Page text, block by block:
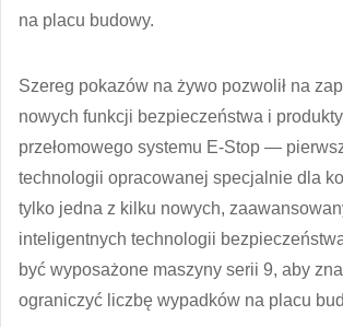
na placu budowy.
Szereg pokazów na żywo pozwolił na
nowych funkcji bezpieczeństwa i
przełomowego systemu E-Stop —
technologii opracowanej specjalnie dla
tylko jedna z kilku nowych,
inteligentnych technologii
być wyposażone maszyny serii 9, aby
ograniczyć liczbę wypadków na placu